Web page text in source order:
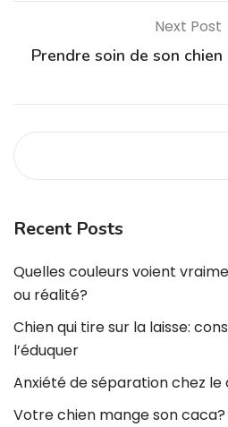
Next Post
Prendre soin de son
Recent Posts
Quelles couleurs voient
ou réalité?
Chien qui tire sur la laisse:
l’éduquer
Anxiété de séparation chez le
Votre chien mange son